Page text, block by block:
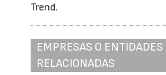
Trend.
EMPRESAS O ENTIDADES
RELACIONADAS